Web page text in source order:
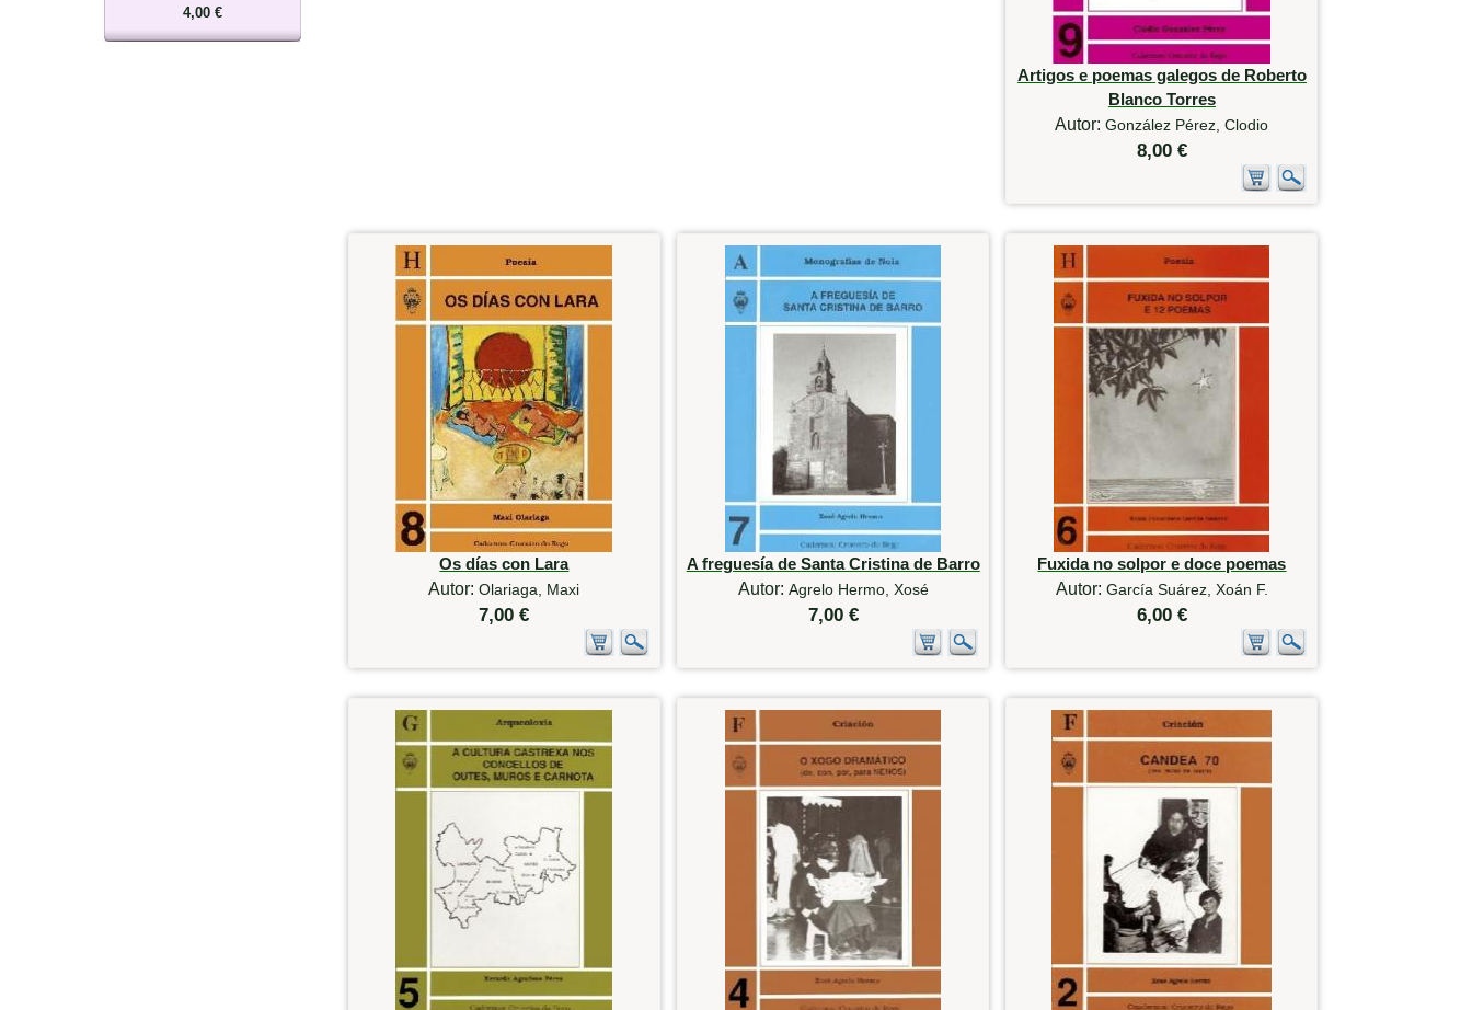
4,00 €
Artigos e poemas galegos de Roberto
Blanco Torres
Autor:González Pérez, Clodio
8,00 €
Os días con Lara
Autor:Olariaga, Maxi
7,00 €
A freguesía de Santa Cristina de Barro
Autor: Agrelo Hermo, Xosé
7,00 €
Fuxida no solpor e doce poemas
Autor: García Suárez, Xoán F.
6,00 €